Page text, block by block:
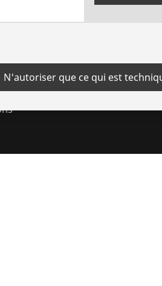
de bonus
N'autoriser que ce qui est